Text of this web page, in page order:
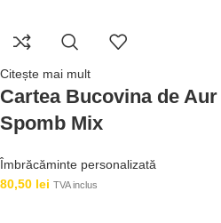
Citește mai mult
Cartea Bucovina de
Spomb Mix
Îmbrăcăminte personalizată
80,50 lei TVA inclus